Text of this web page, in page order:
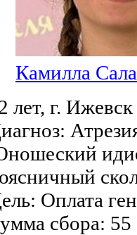
Камилла
лет, г. Ижевск
Оплата
сбора: 55